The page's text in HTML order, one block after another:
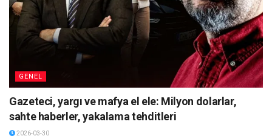
GENEL
Gazeteci, yargı ve mafya el ele: Milyon dolarlar,
sahte haberler, yakalama tehditleri
2026-03-30